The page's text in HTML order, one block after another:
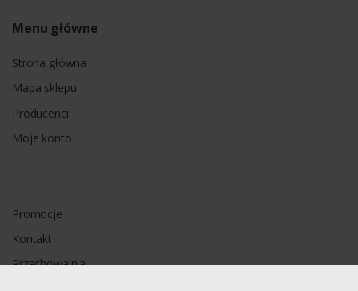
Menu główne
Strona główna
Mapa sklepu
Producenci
Moje konto
Promocje
Kontakt
Przechowalnia